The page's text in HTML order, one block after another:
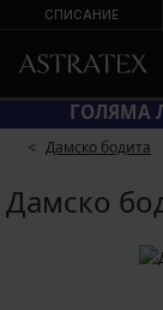
СПИСАНИЕ
ГОЛЯМА
Дамско бодита
Дамско